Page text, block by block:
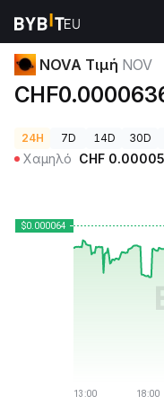
Τιμές Κρυπτονομισμάτων
NOVA Τιμή NOV
24H 7D 14D 30D
Χαμηλό CHF